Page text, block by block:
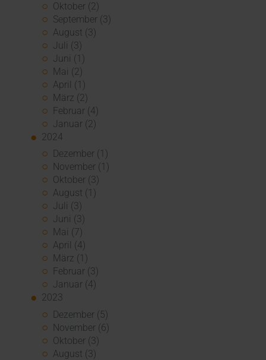
Oktober (2)
September (3)
August (3)
Juli (3)
Juni (1)
Mai (2)
April (1)
März (2)
Februar (4)
Januar (2)
2024
Dezember (1)
November (1)
Oktober (3)
August (1)
Juli (3)
Juni (3)
Mai (7)
April (4)
März (1)
Februar (3)
Januar (4)
2023
Dezember (5)
November (6)
Oktober (3)
August (3)